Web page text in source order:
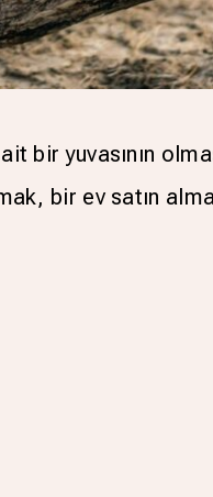
bir yuvasının
bir ev satın